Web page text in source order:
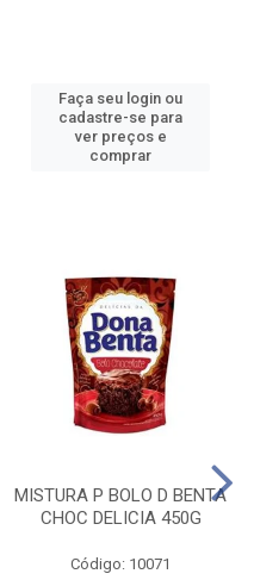
Faça seu login ou
cadastre-se para
ver preços e
comprar
MISTURA P BOLO D BENTA
CHOC DELICIA 450G
Código: 10071